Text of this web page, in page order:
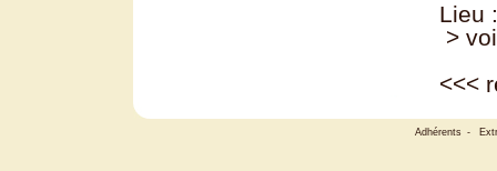
Lieu
>
<<<
Adhérents -